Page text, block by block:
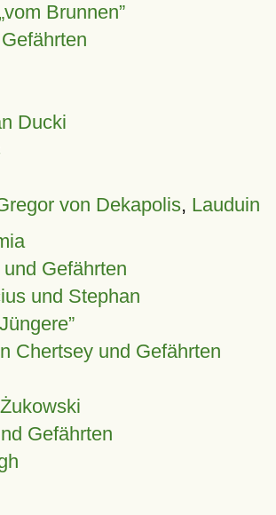
vom Brunnen
Ducki
von Dekapolis, Lauduin
Gefährten
und Stephan
Chertsey und Gefährten
Gefährten